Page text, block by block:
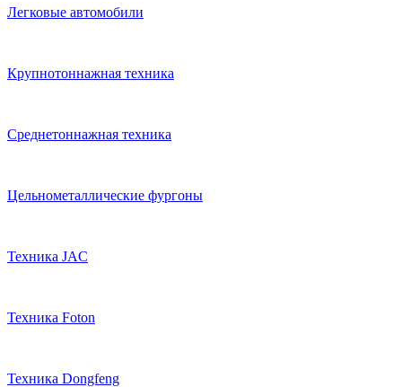
Легковые автомобили
Крупнотоннажная техника
Среднетоннажная техника
Цельнометаллические фургоны
Техника JAC
Техника Foton
Техника Dongfeng